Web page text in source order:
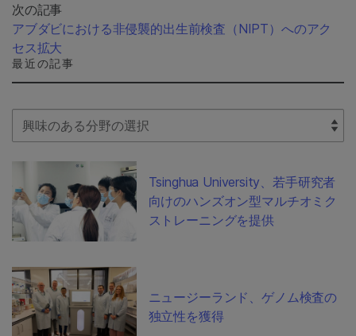
次の記事
アブダビにおける非侵襲的出生前検査（NIPT）へのアク
セス拡大
最近の記事
Select Filter
Tsinghua University、若手研究者
向けのハンズオン型マルチオミク
ストレーニングを提供
ニュージーランド、ゲノム検査の
独立性を獲得